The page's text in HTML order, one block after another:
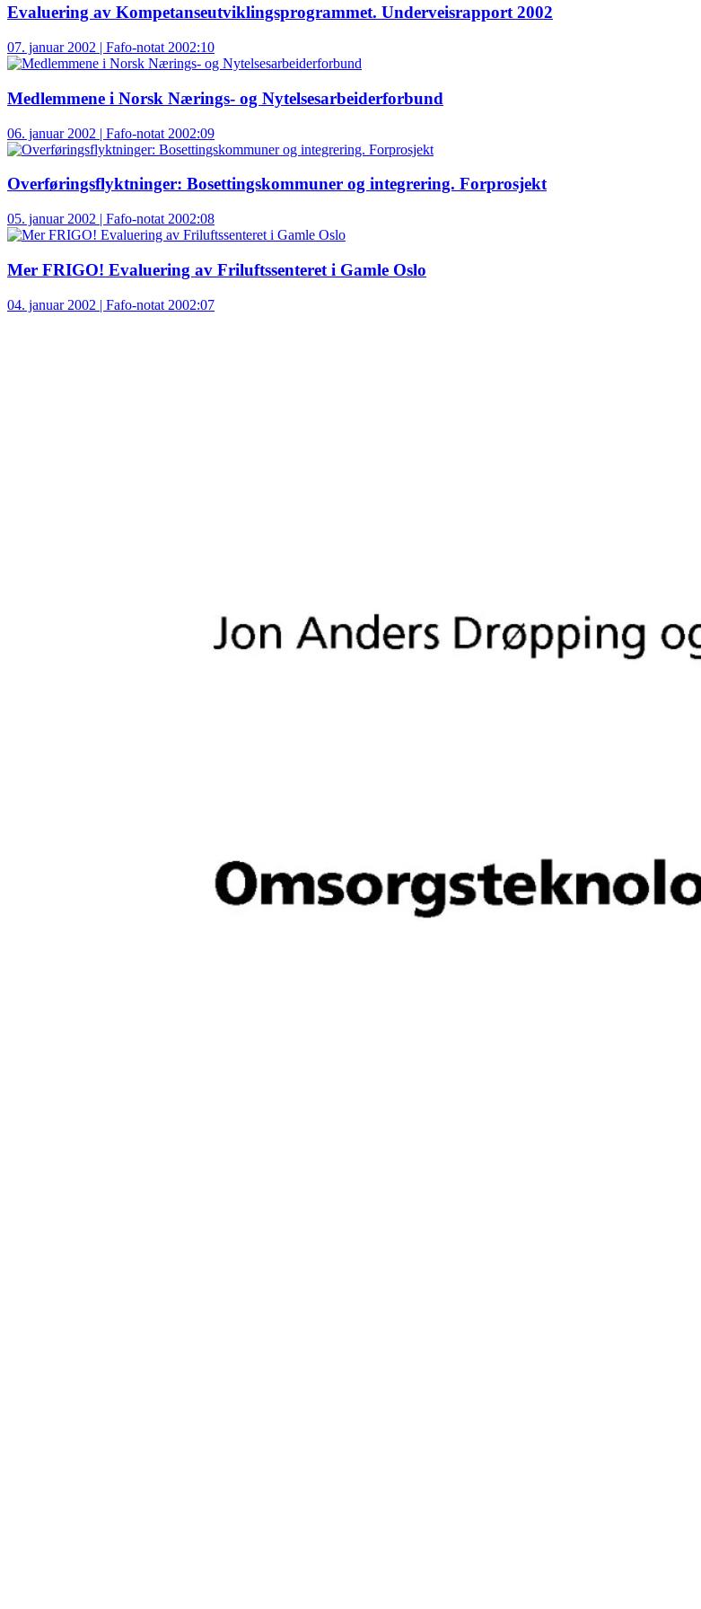
Evaluering av Kompetanseutviklingsprogrammet. Underveisrapport 2002
07. januar 2002 | Fafo-notat 2002:10
Medlemmene i Norsk Nærings- og Nytelsesarbeiderforbund
06. januar 2002 | Fafo-notat 2002:09
Overføringsflyktninger: Bosettingskommuner og integrering. Forprosjekt
05. januar 2002 | Fafo-notat 2002:08
Mer FRIGO! Evaluering av Friluftssenteret i Gamle Oslo
04. januar 2002 | Fafo-notat 2002:07